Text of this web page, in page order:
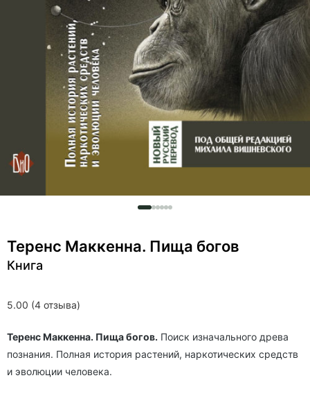
5.00 (4 отзыва)
Теренс Маккенна. Пища богов
Книга
Теренс Маккенна. Пища богов. Поиск изначального древа
познания. Полная история растений, наркотических средств
и эволюции человека.